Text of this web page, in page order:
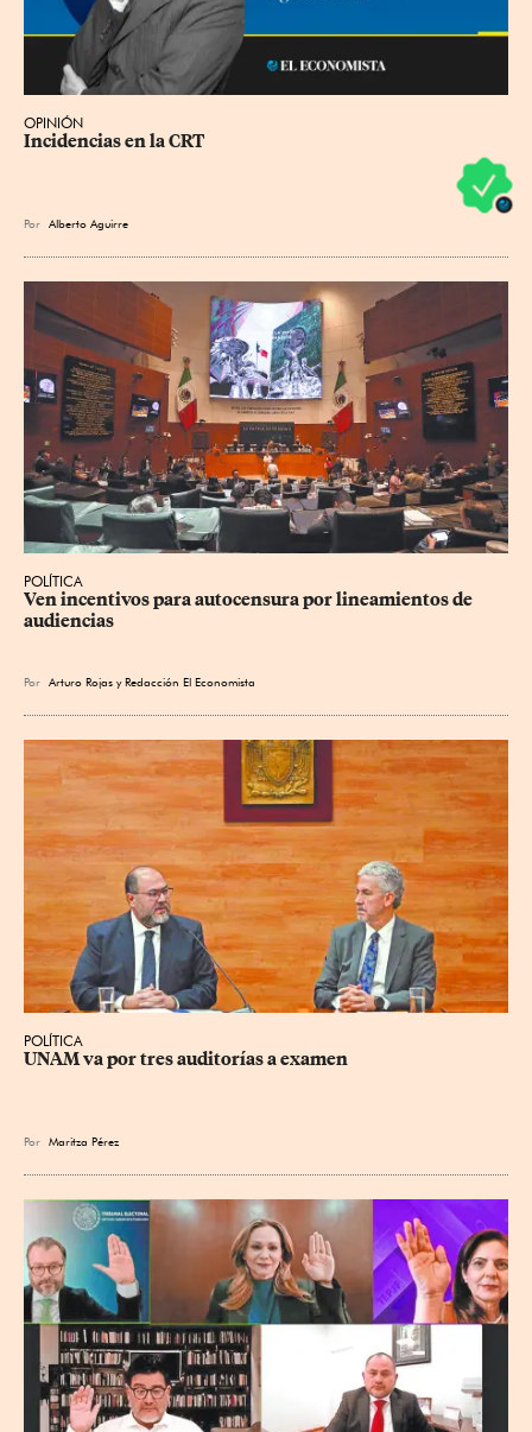
OPINIÓN
Incidencias en la CRT
Por Alberto Aguirre
POLÍTICA
Ven incentivos para autocensura por lineamientos de
audiencias
Por Arturo Rojas yRedacción El Economista
POLÍTICA
UNAM va por tres auditorías a examen
Por Maritza Pérez